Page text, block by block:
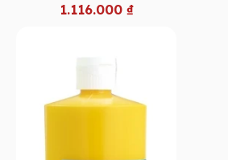
1.116.000 ₫